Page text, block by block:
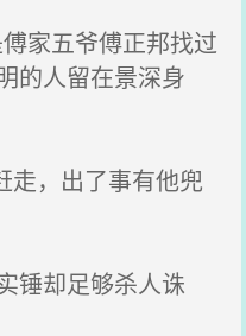
家五爷傅正邦找过
的人留在景深身
走，出了事有他兜
锤却足够杀人诛